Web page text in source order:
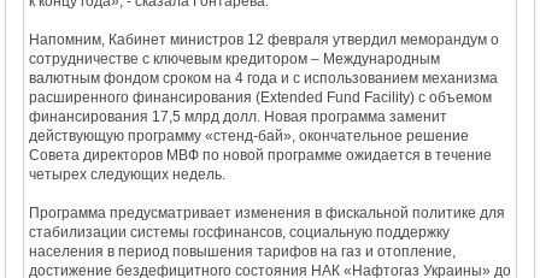
Напомним, Кабинет министров 12 февраля утвердил меморандум о
сотрудничестве с ключевым кредитором – Международным
валютным фондом сроком на 4 года и с использованием механизма
расширенного финансирования (Extended Fund Facility) с объемом
финансирования 17,5 млрд долл. Новая программа заменит
действующую программу «стенд-бай», окончательное решение
Совета директоров МВФ по новой программе ожидается в течение
четырех следующих недель.
Программа предусматривает изменения в фискальной политике для
стабилизации системы госфинансов, социальную поддержку
населения в период повышения тарифов на газ и отопление,
достижение бездефицитного состояния НАК «Нафтогаз Украины» до